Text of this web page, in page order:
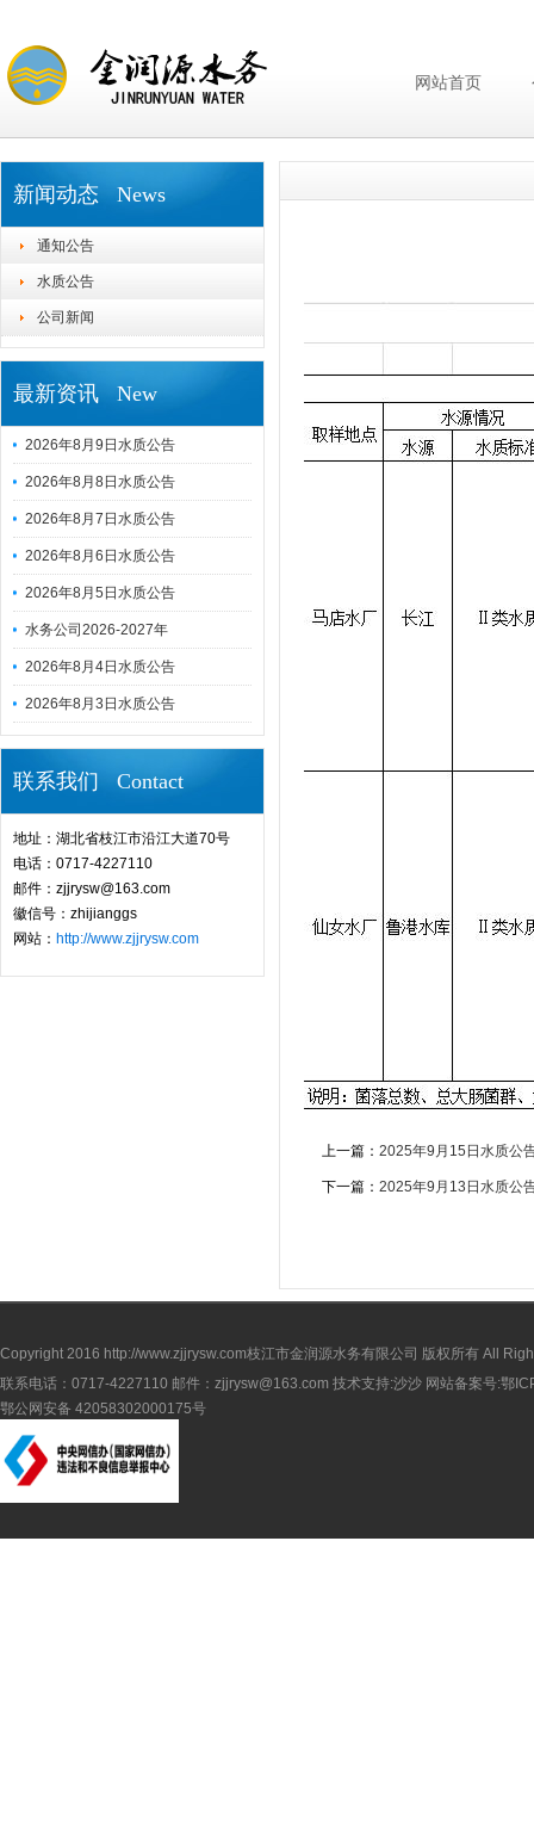
网站首页
新闻动态 News
通知公告
水质公告
公司新闻
最新资讯 New
2026年8月9日水质公告
2026年8月8日水质公告
2026年8月7日水质公告
2026年8月6日水质公告
2026年8月5日水质公告
水务公司2026-2027年
2026年8月4日水质公告
2026年8月3日水质公告
联系我们 Contact
地址：湖北省枝江市沿江大道70号
电话：0717-4227110
邮件：zjjrysw@163.com
徽信号：zhijianggs
网站： http://www.zjjrysw.com
上一篇： 2025年9月15日水质公
下一篇： 2025年9月13日水质公
Copyright 2016 http://www.zjjrysw.com枝江市金润源水务有限公司 版权所有 All
联系电话：0717-4227110 邮件：zjjrysw@163.com 技术支持:沙沙 网站备案号:鄂
鄂公网安备 42058302000175号